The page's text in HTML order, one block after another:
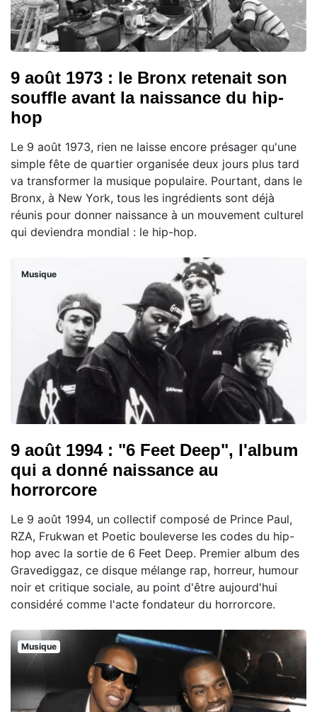
9 août 1973 : le Bronx retenait son
souffle avant la naissance du hip-
hop
Le 9 août 1973, rien ne laisse encore présager qu'une
simple fête de quartier organisée deux jours plus tard
va transformer la musique populaire. Pourtant, dans le
Bronx, à New York, tous les ingrédients sont déjà
réunis pour donner naissance à un mouvement culturel
qui deviendra mondial : le hip-hop.
Musique
9 août 1994 : "6 Feet Deep", l'album
qui a donné naissance au
horrorcore
Le 9 août 1994, un collectif composé de Prince Paul,
RZA, Frukwan et Poetic bouleverse les codes du hip-
hop avec la sortie de 6 Feet Deep. Premier album des
Gravediggaz, ce disque mélange rap, horreur, humour
noir et critique sociale, au point d'être aujourd'hui
considéré comme l'acte fondateur du horrorcore.
Musique